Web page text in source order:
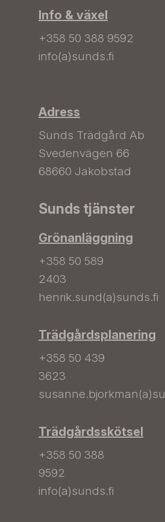
Info & växel
+358 50 388 9592
info(a)sunds.fi
Adress
Sunds Trädgård Ab
Svedenvägen 66
68660 Jakobstad
Sunds tjänster
Grönanläggning
+358 50 589
2403
henrik.sund(a)sunds.fi
Trädgårdsplanering
+358 50 439
3623
Trädgårdsskötsel
+358 50 388
9592
info(a)sunds.fi